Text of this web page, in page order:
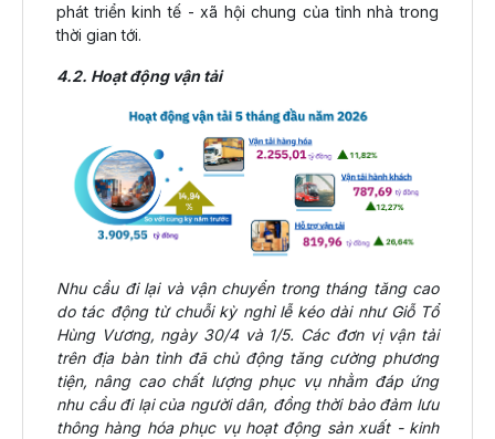
phát triển kinh tế - xã hội chung của tỉnh nhà trong
thời gian tới.
4.2. Hoạt động vận tải
Nhu cầu đi lại và vận chuyển trong tháng tăng cao
do tác động từ chuỗi kỳ nghỉ lễ kéo dài như Giỗ Tổ
Hùng Vương, ngày 30/4 và 1/5. Các đơn vị vận tải
trên địa bàn tỉnh đã chủ động tăng cường phương
tiện, nâng cao chất lượng phục vụ nhằm đáp ứng
nhu cầu đi lại của người dân, đồng thời bảo đảm lưu
thông hàng hóa phục vụ hoạt động sản xuất - kinh